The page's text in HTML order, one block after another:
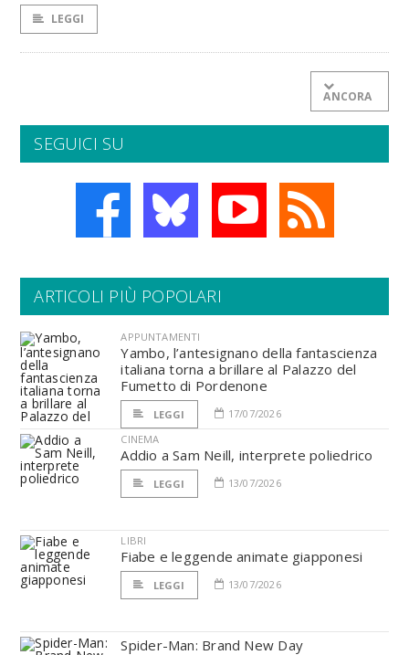
LEGGI
ANCORA
SEGUICI SU
ARTICOLI PIÙ POPOLARI
APPUNTAMENTI
Yambo, l’antesignano della fantascienza
italiana torna a brillare al Palazzo del
Fumetto di Pordenone
LEGGI
17/07/2026
CINEMA
Addio a Sam Neill, interprete poliedrico
LEGGI 13/07/2026
LIBRI
Fiabe e leggende animate giapponesi
LEGGI 13/07/2026
Spider-Man: Brand New Day